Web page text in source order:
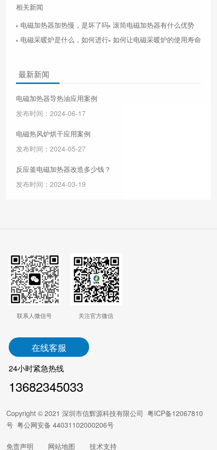
相关新闻
电磁加热器加热慢，是坏了吗？滚筒电磁加热器有什么优势
电磁采暖炉是什么，如何进行选择？如何让电磁采暖炉的使用寿命延长
最新新闻
电磁加热器导热油应用案例
发布时间：2024-06-17
电磁热风炉烘干应用案例
发布时间：2024-05-27
反应釜电磁加热器改造多少钱？
发布时间：2024-03-19
联系人微信号 关注官方微信
在线客服
24小时紧急热线
13682345033
Copyright © 2021 深圳市信辉源科技有限公司粤ICP备12067810
号 粤公网安备 44031102000206号
免责声明 网站地图 技术支持